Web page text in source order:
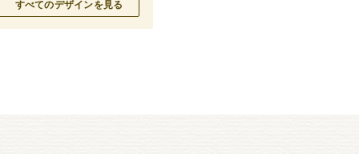
すべてのデザインを見る